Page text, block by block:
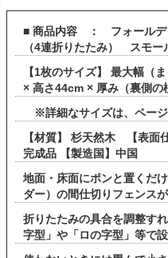
■ 商品内容 ： フォールデ
（4連折りたたみ） スモ
【1枚のサイズ】 最大幅（
× 高さ44cm × 厚み（裏側
※詳細なサイズは、ページ
【材質】 杉天然木 【表面
完成品 【製造国】中国
地面・床面にポンと置くだ
ダー）の間仕切りフェンス
折りたたみの具合を調整す
字型」や「ロの字型」等で